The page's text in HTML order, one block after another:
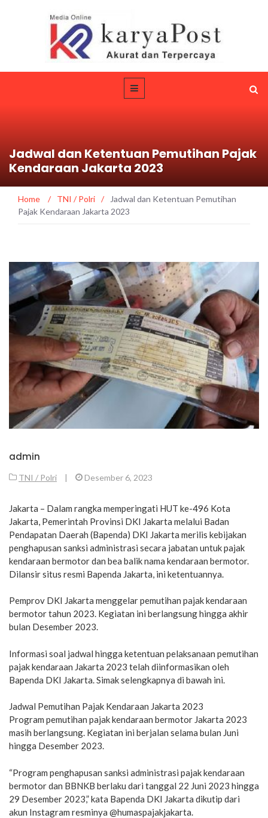
Jadwal dan Ketentuan Pemutihan Pajak
Kendaraan Jakarta 2023
Home / TNI / Polri /
Jadwal dan Ketentuan Pemutihan
Pajak Kendaraan Jakarta 2023
admin
TNI / Polri | Desember 6, 2023
Jakarta – Dalam rangka memperingati HUT ke-496 Kota
Jakarta, Pemerintah Provinsi DKI Jakarta melalui Badan
Pendapatan Daerah (Bapenda) DKI Jakarta merilis kebijakan
penghapusan sanksi administrasi secara jabatan untuk pajak
kendaraan bermotor dan bea balik nama kendaraan bermotor.
Dilansir situs resmi Bapenda Jakarta, ini ketentuannya.
Pemprov DKI Jakarta menggelar pemutihan pajak kendaraan
bermotor tahun 2023. Kegiatan ini berlangsung hingga akhir
bulan Desember 2023.
Informasi soal jadwal hingga ketentuan pelaksanaan pemutihan
pajak kendaraan Jakarta 2023 telah diinformasikan oleh
Bapenda DKI Jakarta. Simak selengkapnya di bawah ini.
Jadwal Pemutihan Pajak Kendaraan Jakarta 2023
Program pemutihan pajak kendaraan bermotor Jakarta 2023
masih berlangsung. Kegiatan ini berjalan selama bulan Juni
hingga Desember 2023.
“Program penghapusan sanksi administrasi pajak kendaraan
bermotor dan BBNKB berlaku dari tanggal 22 Juni 2023 hingga
29 Desember 2023,” kata Bapenda DKI Jakarta dikutip dari
akun Instagram resminya @humaspajakjakarta.